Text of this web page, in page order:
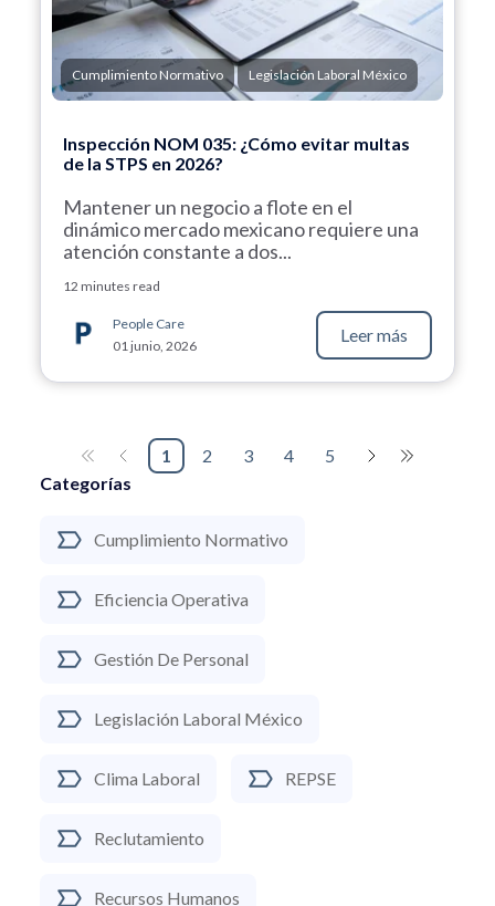
Categorías
Cumplimiento Normativo
Eficiencia Operativa
Gestión De Personal
Legislación Laboral México
Clima Laboral REPSE
Reclutamiento
Recursos Humanos
Cumplimiento Normativo Legislación Laboral México
Inspección NOM 035: ¿Cómo evitar multas
de la STPS en 2026?
Mantener un negocio a flote en el
dinámico mercado mexicano requiere una
atención constante a dos...
12 minutes read
People Care
01 junio, 2026
Leer más
1 2 3 4 5